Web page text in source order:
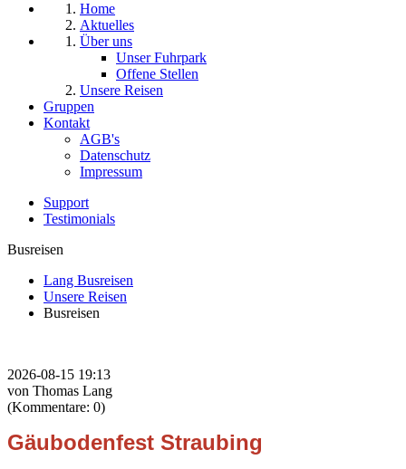
Home
Aktuelles
Über uns
Unser Fuhrpark
Offene Stellen
Unsere Reisen
Gruppen
Kontakt
AGB's
Datenschutz
Impressum
Support
Testimonials
Busreisen
Lang Busreisen
Unsere Reisen
Busreisen
2026-08-15 19:13
von Thomas Lang
(Kommentare: 0)
Gäubodenfest Straubing